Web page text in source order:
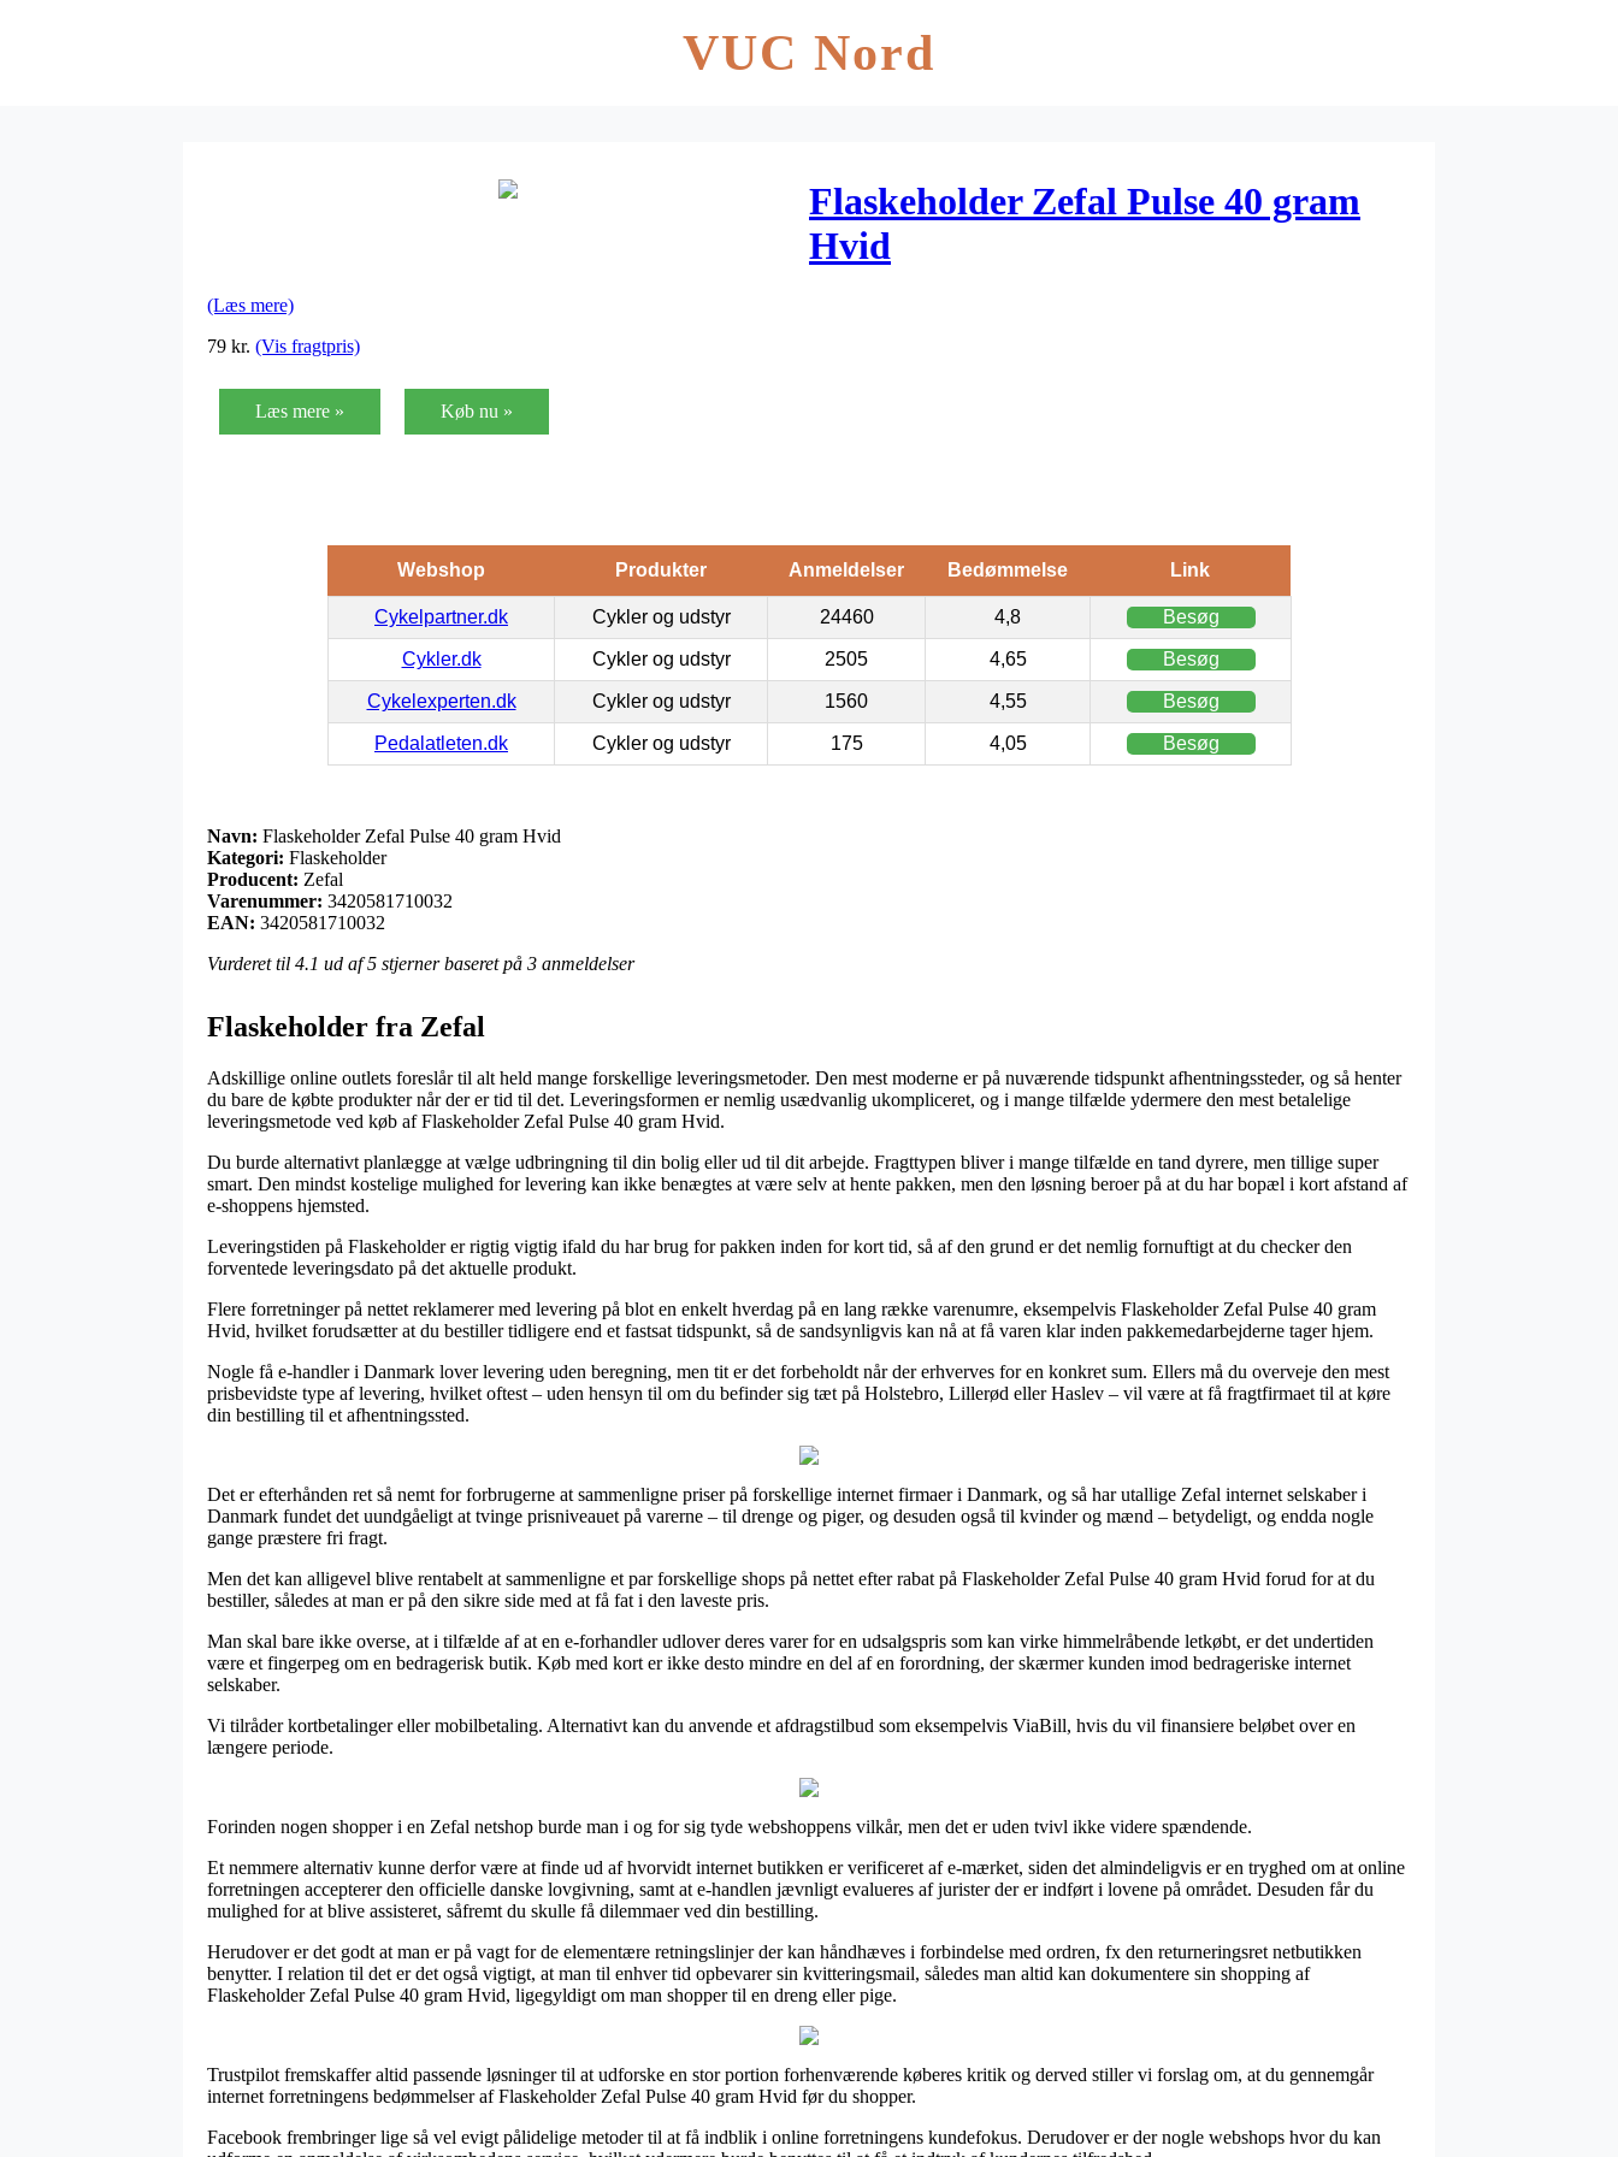
VUC Nord
Flaskeholder Zefal Pulse 40 gram
Hvid
(Læs mere)
79 kr. (Vis fragtpris)
Læs mere » Køb nu »
Webshop Produkter Anmeldelser Bedømmelse Link
Cykelpartner.dk Cykler og udstyr 24460 4,8 Besøg
Cykler.dk Cykler og udstyr 2505 4,65 Besøg
Cykelexperten.dk Cykler og udstyr 1560 4,55 Besøg
Pedalatleten.dk Cykler og udstyr 175 4,05 Besøg
Navn: Flaskeholder Zefal Pulse 40 gram Hvid
Kategori: Flaskeholder
Producent: Zefal
Varenummer: 3420581710032
EAN: 3420581710032
Vurderet til 4.1 ud af 5 stjerner baseret på 3 anmeldelser
Flaskeholder fra Zefal
Adskillige online outlets foreslår til alt held mange forskellige leveringsmetoder. Den mest moderne er på nuværende tidspunkt afhentningssteder, og så henter
du bare de købte produkter når der er tid til det. Leveringsformen er nemlig usædvanlig ukompliceret, og i mange tilfælde ydermere den mest betalelige
leveringsmetode ved køb af Flaskeholder Zefal Pulse 40 gram Hvid.
Du burde alternativt planlægge at vælge udbringning til din bolig eller ud til dit arbejde. Fragttypen bliver i mange tilfælde en tand dyrere, men tillige super
smart. Den mindst kostelige mulighed for levering kan ikke benægtes at være selv at hente pakken, men den løsning beroer på at du har bopæl i kort afstand af
e-shoppens hjemsted.
Leveringstiden på Flaskeholder er rigtig vigtig ifald du har brug for pakken inden for kort tid, så af den grund er det nemlig fornuftigt at du checker den
forventede leveringsdato på det aktuelle produkt.
Flere forretninger på nettet reklamerer med levering på blot en enkelt hverdag på en lang række varenumre, eksempelvis Flaskeholder Zefal Pulse 40 gram
Hvid, hvilket forudsætter at du bestiller tidligere end et fastsat tidspunkt, så de sandsynligvis kan nå at få varen klar inden pakkemedarbejderne tager hjem.
Nogle få e-handler i Danmark lover levering uden beregning, men tit er det forbeholdt når der erhverves for en konkret sum. Ellers må du overveje den mest
prisbevidste type af levering, hvilket oftest – uden hensyn til om du befinder sig tæt på Holstebro, Lillerød eller Haslev – vil være at få fragtfirmaet til at køre
din bestilling til et afhentningssted.
Det er efterhånden ret så nemt for forbrugerne at sammenligne priser på forskellige internet firmaer i Danmark, og så har utallige Zefal internet selskaber i
Danmark fundet det uundgåeligt at tvinge prisniveauet på varerne – til drenge og piger, og desuden også til kvinder og mænd – betydeligt, og endda nogle
gange præstere fri fragt.
Men det kan alligevel blive rentabelt at sammenligne et par forskellige shops på nettet efter rabat på Flaskeholder Zefal Pulse 40 gram Hvid forud for at du
bestiller, således at man er på den sikre side med at få fat i den laveste pris.
Man skal bare ikke overse, at i tilfælde af at en e-forhandler udlover deres varer for en udsalgspris som kan virke himmelråbende letkøbt, er det undertiden
være et fingerpeg om en bedragerisk butik. Køb med kort er ikke desto mindre en del af en forordning, der skærmer kunden imod bedrageriske internet
selskaber.
Vi tilråder kortbetalinger eller mobilbetaling. Alternativt kan du anvende et afdragstilbud som eksempelvis ViaBill, hvis du vil finansiere beløbet over en
længere periode.
Forinden nogen shopper i en Zefal netshop burde man i og for sig tyde webshoppens vilkår, men det er uden tvivl ikke videre spændende.
Et nemmere alternativ kunne derfor være at finde ud af hvorvidt internet butikken er verificeret af e-mærket, siden det almindeligvis er en tryghed om at online
forretningen accepterer den officielle danske lovgivning, samt at e-handlen jævnligt evalueres af jurister der er indført i lovene på området. Desuden får du
mulighed for at blive assisteret, såfremt du skulle få dilemmaer ved din bestilling.
Herudover er det godt at man er på vagt for de elementære retningslinjer der kan håndhæves i forbindelse med ordren, fx den returneringsret netbutikken
benytter. I relation til det er det også vigtigt, at man til enhver tid opbevarer sin kvitteringsmail, således man altid kan dokumentere sin shopping af
Flaskeholder Zefal Pulse 40 gram Hvid, ligegyldigt om man shopper til en dreng eller pige.
Trustpilot fremskaffer altid passende løsninger til at udforske en stor portion forhenværende køberes kritik og derved stiller vi forslag om, at du gennemgår
internet forretningens bedømmelser af Flaskeholder Zefal Pulse 40 gram Hvid før du shopper.
Facebook frembringer lige så vel evigt pålidelige metoder til at få indblik i online forretningens kundefokus. Derudover er der nogle webshops hvor du kan